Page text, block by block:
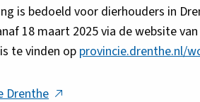
is bedoeld voor dierhouders in
18 maart 2025 via de website
te vinden opprovincie.drenthe.nl/
DrentheDeze